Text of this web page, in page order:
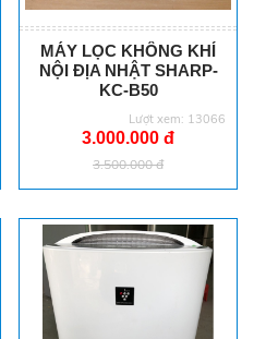
MÁY LỌC KHÔNG KHÍ
NỘI ĐỊA NHẬT SHARP-
KC-B50
Lượt xem: 13066
3.000.000 đ
3.500.000 đ